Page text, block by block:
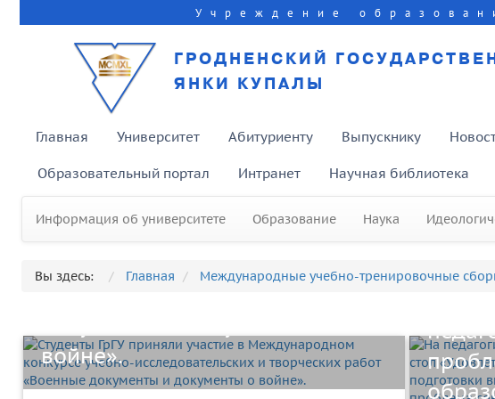
Учреждение
ГРОДНЕНСКИЙ
ЯНКИ КУПАЛЫ
Главная Университет Абитуриенту Выпускнику
Образовательный портал Интранет Научная библиотека
Информация об университете Образование Наука
Вы здесь: Главная Международные учебно-тренировочные
в Международном конкурсе
учебно-исследовательских и
войне».
На
ГрГУ